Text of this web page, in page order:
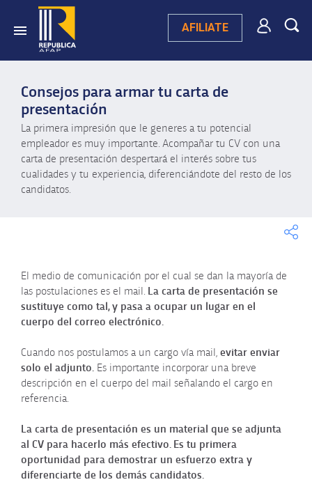
AFILIATE
Consejos para armar tu carta de
presentación
La primera impresión que le generes a tu potencial
empleador es muy importante. Acompañar tu CV con una
carta de presentación despertará el interés sobre tus
cualidades y tu experiencia, diferenciándote del resto de los
candidatos.
El medio de comunicación por el cual se dan la mayoría de
las postulaciones es el mail. La carta de presentación se
sustituye como tal, y pasa a ocupar un lugar en el
cuerpo del correo electrónico.
Cuando nos postulamos a un cargo vía mail, evitar enviar
solo el adjunto. Es importante incorporar una breve
descripción en el cuerpo del mail señalando el cargo en
referencia.
La carta de presentación es un material que se adjunta
al CV para hacerlo más efectivo. Es tu primera
oportunidad para demostrar un esfuerzo extra y
diferenciarte de los demás candidatos.